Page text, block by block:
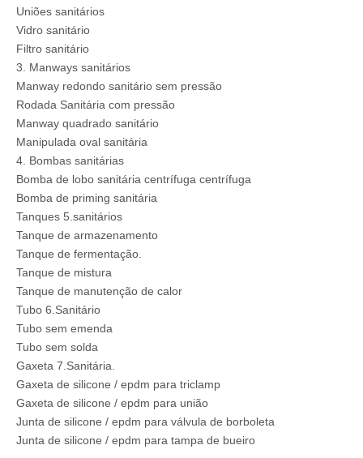
Uniões sanitários
Vidro sanitário
Filtro sanitário
3. Manways sanitários
Manway redondo sanitário sem pressão
Rodada Sanitária com pressão
Manway quadrado sanitário
Manipulada oval sanitária
4. Bombas sanitárias
Bomba de lobo sanitária centrífuga centrífuga
Bomba de priming sanitária
Tanques 5.sanitários
Tanque de armazenamento
Tanque de fermentação.
Tanque de mistura
Tanque de manutenção de calor
Tubo 6.Sanitário
Tubo sem emenda
Tubo sem solda
Gaxeta 7.Sanitária.
Gaxeta de silicone / epdm para triclamp
Gaxeta de silicone / epdm para união
Junta de silicone / epdm para válvula de borboleta
Junta de silicone / epdm para tampa de bueiro